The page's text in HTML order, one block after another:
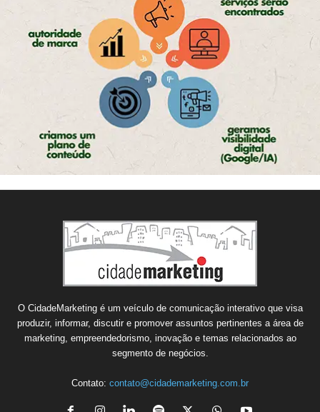
O CidadeMarketing é um veículo de comunicação interativo que visa
produzir, informar, discutir e promover assuntos pertinentes a área de
marketing, empreendedorismo, inovação e temas relacionados ao
segmento de negócios.
Contato: contato@cidademarketing.com.br